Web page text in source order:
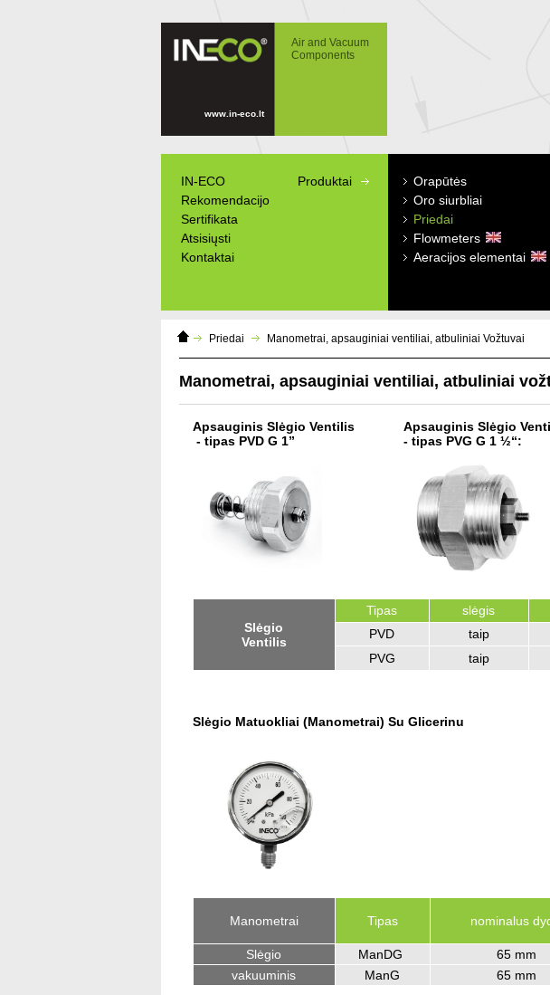
Manometrai, apsauginiai ventiliai, atbuliniai
vožtuvai
Air and Vacuum
Components
www.in-eco.lt
Home
Page
Priedai Manometrai, apsauginiai ventiliai, atbuliniai Vožtuvai
Manometrai, apsauginiai ventiliai, atbuliniai
Apsauginis Slėgio Ventilis
- tipas PVD G 1”
Apsauginis Slėgio
- tipas PVG G 1 ½“:
Slėgio
Ventilis
Tipas slėgis
PVD
taip
PVG
taip
Slėgio Matuokliai (Manometrai) Su Glicerinu
Manometrai Tipas nominalus
Slėgio ManDG 65 mm
vakuuminis
ManG 65 mm
IN-ECO
Rekomendacijo
Sertifikata
Atsisiųsti
Kontaktai
Produktai Orapūtės
Oro siurbliai
Priedai
Flowmeters
Aeracijos elementai